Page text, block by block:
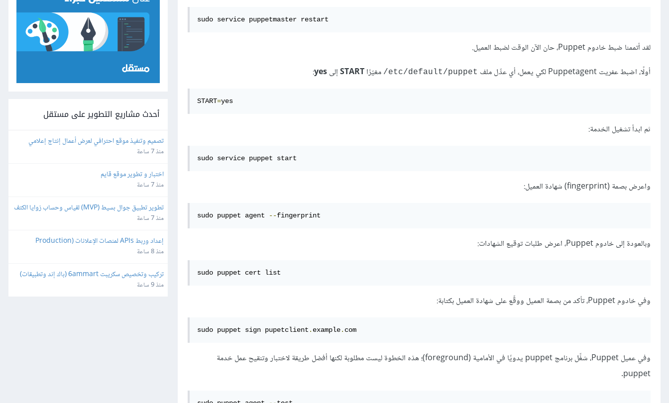
sudo service puppetmaster restart
لقد أتممنا ضبط خادوم Puppet، حان الآن الوقت لضبط العميل.
أولًا، اضبط عفريت Puppetagent لكي يعمل، أي عدِّل ملف
‎/etc/default/puppet مغيّرًاSTARTإلىyes
:
START=yes
ثم ابدأ تشغيل الخدمة:
sudo service puppet start
واعرض بصمة (fingerprint) شهادة العميل:
sudo puppet agent --fingerprint
وبالعودة إلى خادوم Puppet، اعرض طلبات توقيع الشهادات:
sudo puppet cert list
وفي خادوم Puppet، تأكد من بصمة العميل ووقِّع على شهادة العميل بكتابة:
sudo puppet sign pupetclient . example. com
وفي عميل Puppet، شغِّل برنامج puppet يدويًا في الأمامية (foreground)؛ هذه الخطوة ليست مطلوبة لكنها أفضل طريقة لاختبار وتنقيح عمل خدمة
puppet.
أحدث مشاريع التطوير على مستقل
تصميم وتنفيذ موقع احترافي لعرض أعمال إنتاج إعلامي
منذ 7 ساعة
اختبار و تطوير موقع قايم
منذ 7 ساعة
تطوير تطبيق جوال بسيط (MVP) لقياس وحساب زوايا الكتف
منذ 7 ساعة
Ready)
منذ 8 ساعة
ورفعه على السيرفر والمتجر
منذ 9 ساعة